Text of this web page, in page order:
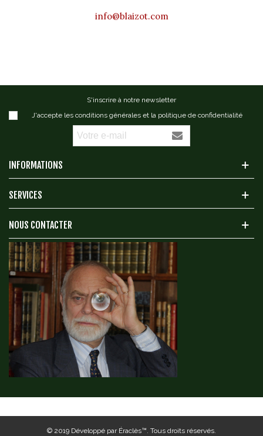
info@blaizot.com
S'inscrire à notre newsletter
J'accepte les conditions générales et la politique de confidentialité
INFORMATIONS
SERVICES
NOUS CONTACTER
© 2019 Développé par Éraclès™. Tous droits réservés.